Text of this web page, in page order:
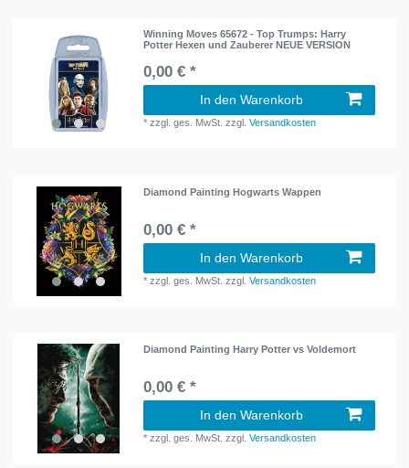
Winning Moves 65672 - Top Trumps: Harry
Potter Hexen und Zauberer NEUE VERSION
0,00 € *
In den Warenkorb
*zzgl. ges. MwSt. zzgl.Versandkosten
Diamond Painting Hogwarts Wappen
0,00 € *
In den Warenkorb
*zzgl. ges. MwSt. zzgl.Versandkosten
Diamond Painting Harry Potter vs Voldemort
0,00 € *
In den Warenkorb
*zzgl. ges. MwSt. zzgl.Versandkosten